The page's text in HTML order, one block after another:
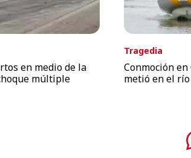
en medio de la
múltiple
Tragedia
Conmoción
metió en el